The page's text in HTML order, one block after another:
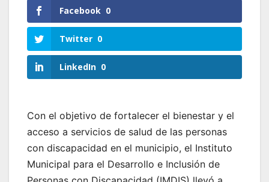
Facebook 0
Twitter 0
LinkedIn 0
Con el objetivo de fortalecer el bienestar y el
acceso a servicios de salud de las personas
con discapacidad en el municipio, el Instituto
Municipal para el Desarrollo e Inclusión de